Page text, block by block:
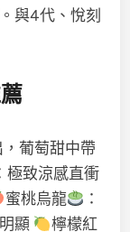
與4代、悅刻
，葡萄甜中帶
極致涼感直衝
蜜桃烏龍
：
顯
檸檬紅